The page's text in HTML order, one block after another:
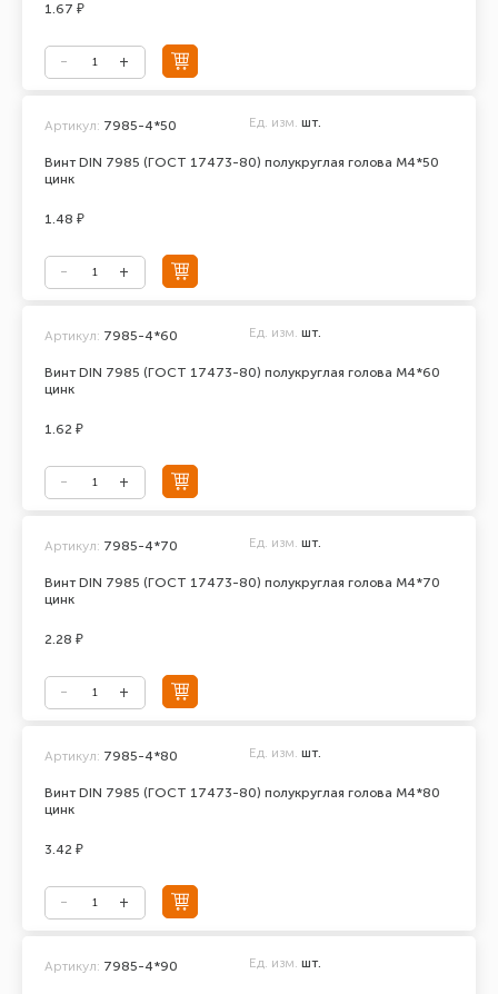
1.67 ₽
Винт DIN 7985 (ГОСТ 17473-80) полукруглая голова М4*50
цинк
Артикул: 7985-4*50 Ед. изм. шт.
1.48 ₽
Винт DIN 7985 (ГОСТ 17473-80) полукруглая голова М4*60
цинк
Артикул: 7985-4*60 Ед. изм. шт.
1.62 ₽
Винт DIN 7985 (ГОСТ 17473-80) полукруглая голова М4*70
цинк
Артикул: 7985-4*70 Ед. изм. шт.
2.28 ₽
Винт DIN 7985 (ГОСТ 17473-80) полукруглая голова М4*80
цинк
Артикул: 7985-4*80 Ед. изм. шт.
3.42 ₽
Артикул: 7985-4*90 Ед. изм. шт.